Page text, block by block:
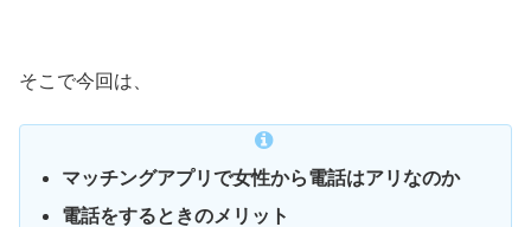
そこで今回は、
マッチングアプリで女性から電話はアリなのか
電話をするときのメリット